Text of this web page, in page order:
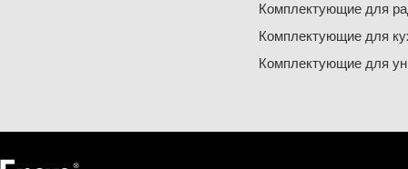
Комплектующие для
Комплектующие для
Комплектующие для